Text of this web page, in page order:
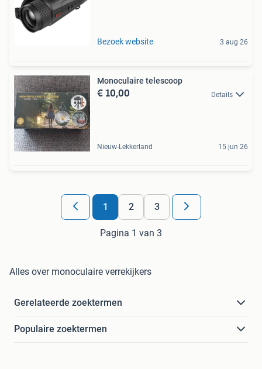
Bezoek website 3 aug 26
Monoculaire telescoop
€ 10,00 Details
Nieuw-Lekkerland 15 jun 26
1 2 3
Pagina 1 van 3
Alles over monoculaire verrekijkers
Gerelateerde zoektermen
Populaire zoektermen